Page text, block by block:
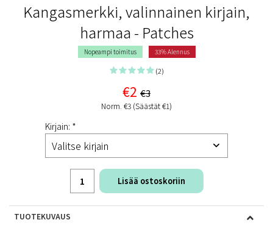
Kangasmerkki, valinnainen kirjain,
harmaa - Patches
Nopeampi toimitus 33% Alennus
(2)
€2 €3
Norm. €3 (Säästät €1)
Kirjain: *
Lisää ostoskoriin
TUOTEKUVAUS